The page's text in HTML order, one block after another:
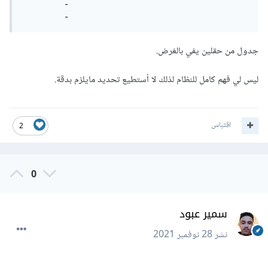
         -
         -
جدول من حقلين يفي بالغرض.
ليس لي فهم كامل للنظام لذلك لا أستطيع تحديد مايلزم بدقة.
2 اقتباس
0
سمير عبود
نشر28 نوفمبر 2021